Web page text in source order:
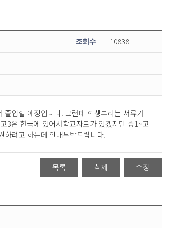
조회수 10838
업할 예정입니다. 그런데 학생부라는 서류가
3은 한국에 있어서학교자료가 있겠지만 중1~고
하려고 하는데 안내부탁드립니다.
목록 삭제 수정